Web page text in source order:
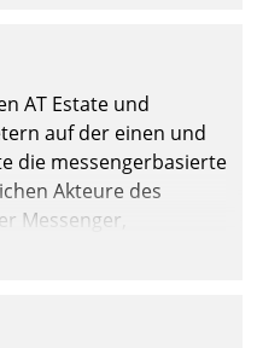
AT Estate und
auf der einen und
die messengerbasierte
Akteure des
Messenger,
empfangen oder